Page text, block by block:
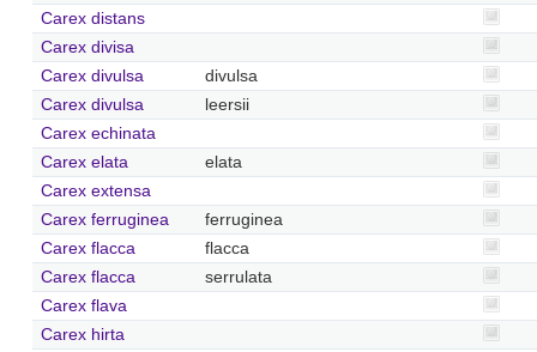
Carex distans
Carex divisa
Carex divulsa
divulsa
Carex divulsa
leersii
Carex echinata
Carex elata
elata
Carex extensa
Carex ferruginea
ferruginea
Carex flacca
flacca
Carex flacca
serrulata
Carex flava
Carex hirta